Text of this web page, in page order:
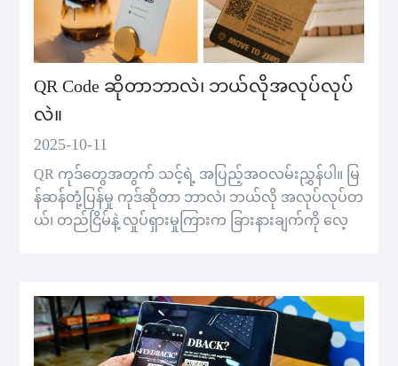
QR Code ဆိုတာဘာလဲ၊ ဘယ်လိုအလုပ်လုပ်
လဲ။
2025-10-11
QR ကုဒ်တွေအတွက် သင့်ရဲ့ အပြည့်အဝလမ်းညွှန်ပါ။ မြ
န်ဆန်တုံ့ပြန်မှု ကုဒ်ဆိုတာ ဘာလဲ၊ ဘယ်လို အလုပ်လုပ်တ
ယ်၊ တည်ငြိမ်နဲ့ လှုပ်ရှားမှုကြားက ခြားနားချက်ကို လေ့